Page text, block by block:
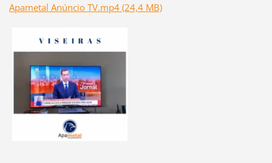
Apametal Anúncio TV.mp4 (24,4 MB)